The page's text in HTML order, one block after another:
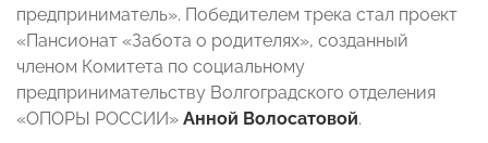
предприниматель». Победителем трека стал проект
«Пансионат «Забота о родителях», созданный
членом Комитета по социальному
предпринимательству Волгоградского отделения
«ОПОРЫ РОССИИ» Анной Волосатовой.